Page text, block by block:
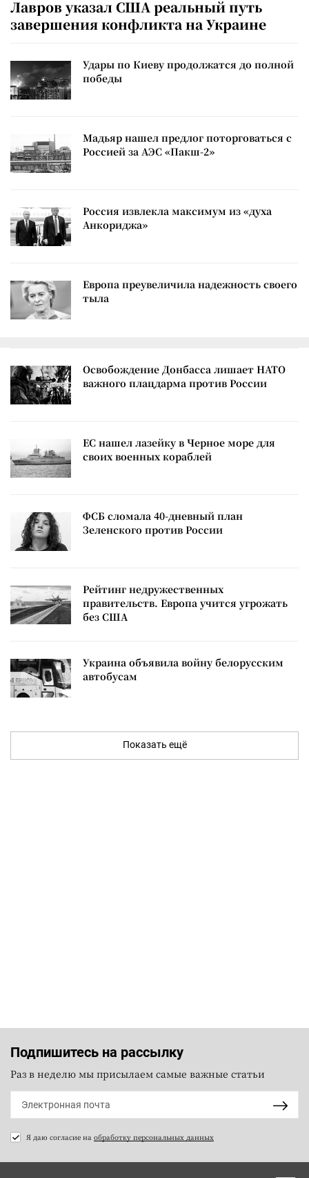
Лавров указал США реальный путь
завершения конфликта на Украине
Удары по Киеву продолжатся до полной
победы
Мадьяр нашел предлог поторговаться с
Россией за АЭС «Пакш-2»
Россия извлекла максимум из «духа
Анкориджа»
Европа преувеличила надежность своего
тыла
Освобождение Донбасса лишает НАТО
важного плацдарма против России
ЕС нашел лазейку в Черное море для
своих военных кораблей
ФСБ сломала 40-дневный план
Зеленского против России
Рейтинг недружественных
правительств. Европа учится угрожать
без США
Украина объявила войну белорусским
автобусам
Показать ещё
Подпишитесь на рассылку
Раз в неделю мы присылаем самые важные статьи
Я даю согласие на обработку персональных данных